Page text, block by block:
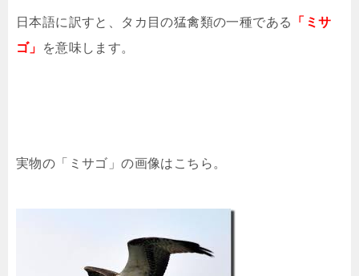
日本語に訳すと、タカ目の猛禽類の一種である
「ミサ
ゴ」
を意味します。
実物の「ミサゴ」の画像はこちら。